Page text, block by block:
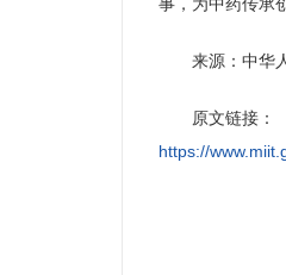
来源：中华
原文链接：
https://